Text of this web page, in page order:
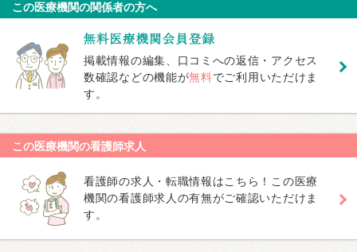
この医療機関の関係者の方へ
掲載情報の編集、口コミへの返信・アクセス
数確認などの機能が無料でご利用いただけま
す。
この医療機関の看護師求人
看護師の求人・転職情報はこちら！この医療
機関の看護師求人の有無がご確認いただけま
す。